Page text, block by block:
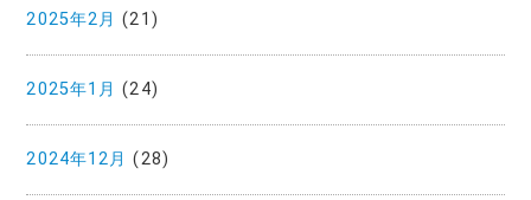
2025年2月 (21)
2025年1月 (24)
2024年12月 (28)